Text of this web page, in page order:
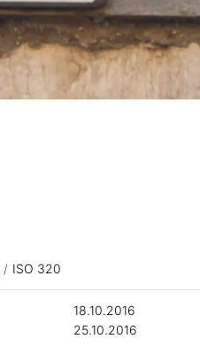
/ ISO 320
18.10.2016
25.10.2016